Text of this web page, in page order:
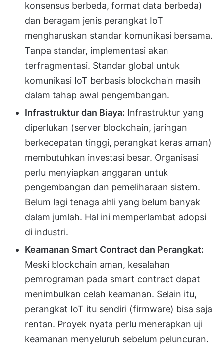
konsensus berbeda, format data berbeda)
dan beragam jenis perangkat IoT
mengharuskan standar komunikasi bersama.
Tanpa standar, implementasi akan
terfragmentasi. Standar global untuk
komunikasi IoT berbasis blockchain masih
dalam tahap awal pengembangan.
Infrastruktur dan Biaya: Infrastruktur yang
diperlukan (server blockchain, jaringan
berkecepatan tinggi, perangkat keras aman)
membutuhkan investasi besar. Organisasi
perlu menyiapkan anggaran untuk
pengembangan dan pemeliharaan sistem.
Belum lagi tenaga ahli yang belum banyak
dalam jumlah. Hal ini memperlambat adopsi
di industri.
Keamanan Smart Contract dan Perangkat:
Meski blockchain aman, kesalahan
pemrograman pada smart contract dapat
menimbulkan celah keamanan. Selain itu,
perangkat IoT itu sendiri (firmware) bisa saja
rentan. Proyek nyata perlu menerapkan uji
keamanan menyeluruh sebelum peluncuran.